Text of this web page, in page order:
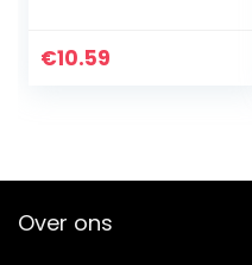
dirigenten
€10.59
Over ons